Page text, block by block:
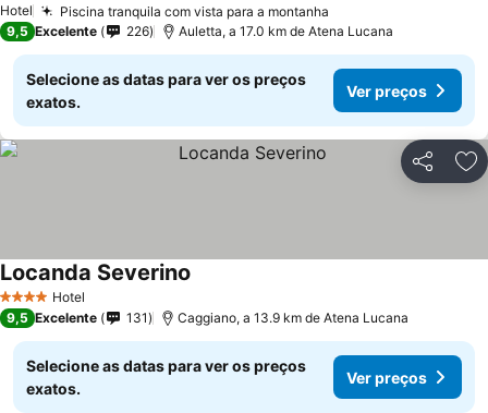
Hotel Piscina tranquila com vista para a montanha
9,5 Excelente 226 Auletta, a 17.0 km de Atena Lucana
Selecione as datas para ver os preços
exatos.
Ver preços
Partilhar
4 EstrelasHotel
Locanda Severino
9,5 Excelente 131 Caggiano, a 13.9 km de Atena Lucana
Selecione as datas para ver os preços
exatos.
Ver preços